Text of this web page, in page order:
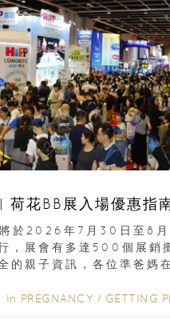
花BB展入場優惠指
將於2026年7月30日至8
，展會有多達500個展銷
的親子資訊，各位準爸媽
In PREGNANCY / GETTING